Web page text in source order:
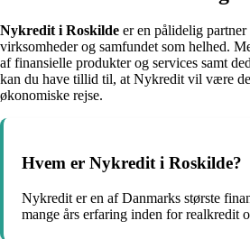
Nykredit i Roskilde er en pålidelig
virksomheder og samfundet som helhed.
af finansielle produkter og services samt
kan du have tillid til, at Nykredit vil være
økonomiske rejse.
Hvem er Nykredit i Roskilde?
Nykredit er en af Danmarks største
mange års erfaring inden for realkredit